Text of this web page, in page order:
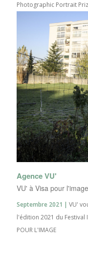
Photographic Portrait
Agence VU'
VU' à Visa pour l'image
Septembre 2021 | VU'
l'édition 2021 du Festival
POUR L'IMAGE